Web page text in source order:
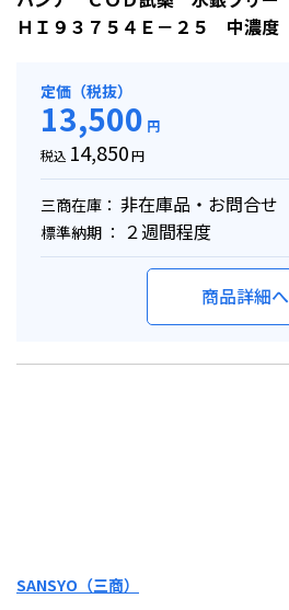
ＨＩ９３７５４Ｅ－２５ 中濃度
定価（税抜）
13,500 円
税込 14,850円
三商在庫： 非在庫品・お問合せ
標準納期 ： ２週間程度
商品詳細へ
SANSYO（三商）